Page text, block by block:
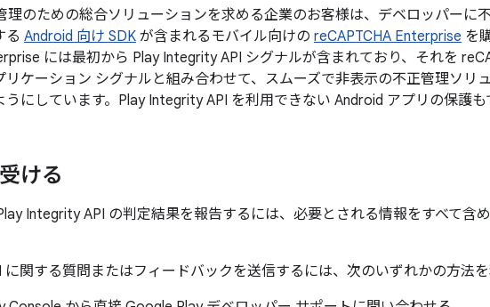
理のための総合ソリューションを求める企業のお客様は、デベロッパーに
る Android 向け SDK が含まれるモバイル向けの reCAPTCHA Enterprise を
には最初から Play Integrity API シグナルが含まれており、それを
リケーション シグナルと組み合わせて、スムーズで非表示の不正管理ソリ
うにしています。Play Integrity API を利用できない Android アプリの保護も
ける
Integrity API の判定結果を報告するには、必要とされる情報をすべて含め
関する質問またはフィードバックを送信するには、次のいずれかの方法を